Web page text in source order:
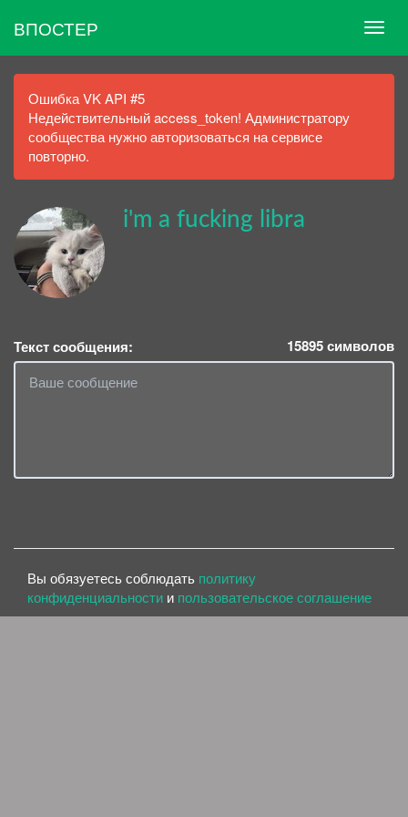
ВПОСТЕР
Ошибка VK API #5
Недействительный access_token! Администратору
сообщества нужно авторизоваться на сервисе
повторно.
i'm a fucking libra
Текст сообщения: 15895символов
Вы обязуетесь соблюдать политику
конфиденциальности и пользовательское соглашение